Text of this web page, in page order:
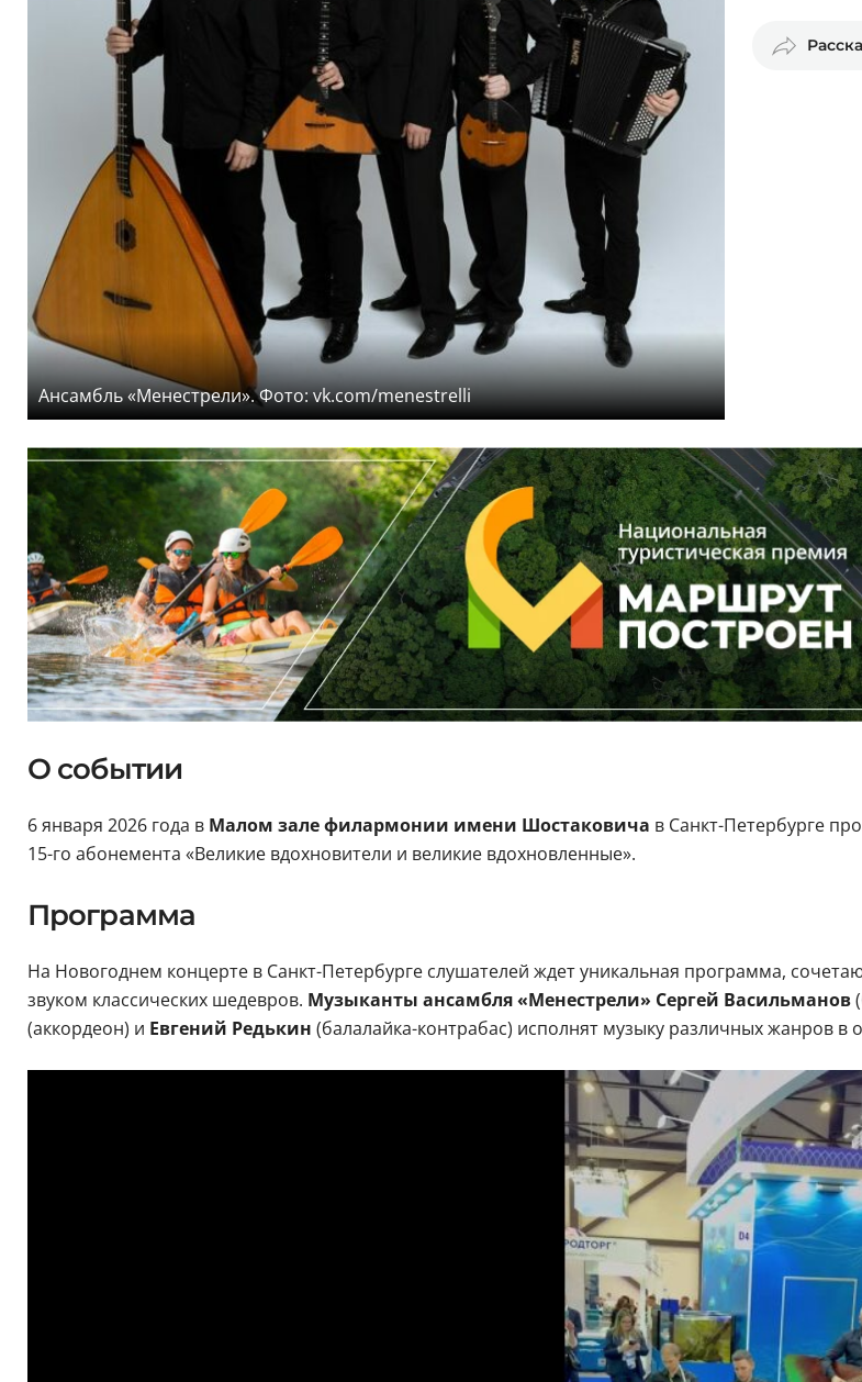
Ансамбль «Менестрели». Фото: vk.com/menestrelli
О событии
6 января 2026 года в Малом зале филармонии имени Шостаковича в Санкт-Петербурге
15-го абонемента «Великие вдохновители и великие вдохновленные».
Программа
На Новогоднем концерте в Санкт-Петербурге слушателей ждет уникальная программа,
звуком классических шедевров. Музыканты ансамбля «Менестрели» Сергей Васильманов
(аккордеон) и Евгений Редькин (балалайка-контрабас) исполнят музыку различных жанров в